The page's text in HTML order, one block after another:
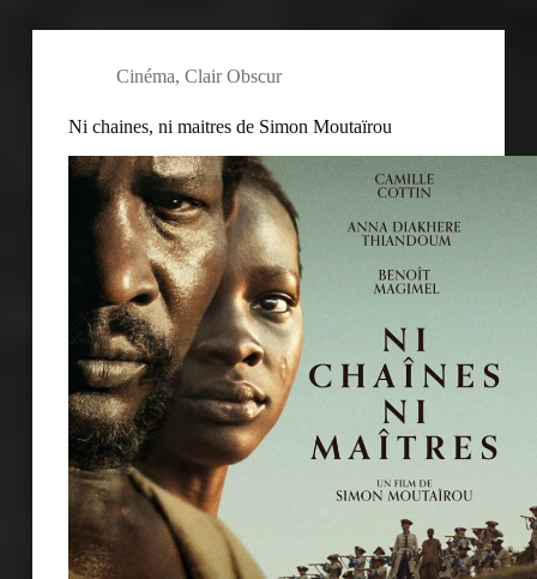
Cinéma, Clair Obscur
Ni chaines, ni maitres de Simon Moutaïrou